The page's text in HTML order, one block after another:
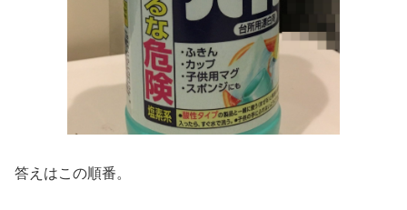
答えはこの順番。